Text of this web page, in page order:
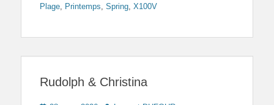
Plage
Printemps Spring X100V
Rudolph & Christina